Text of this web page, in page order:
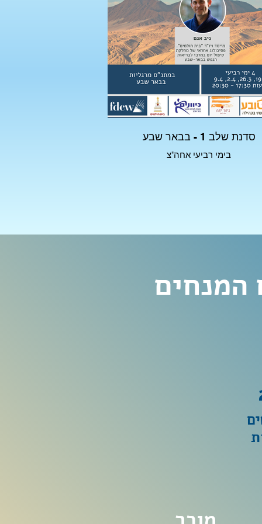
סדנת שלב 1 - בבאר שבע
בימי רביעי אחה"צ